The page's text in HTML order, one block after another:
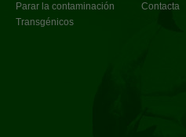
Parar la contaminación
Transgénicos
Contacta